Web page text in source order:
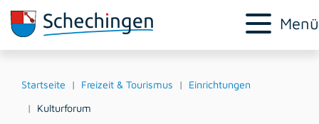
Menü
Startseite Freizeit & Tourismus
Einrichtungen
Kulturforum